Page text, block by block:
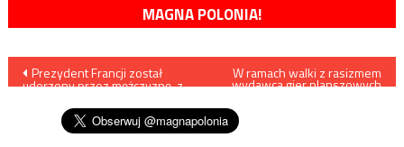
MAGNA POLONIA!
Nawigacja
wpisu
Prezydent Francji został
uderzony przez mężczyznę, z
W ramach walki z rasizmem
wydawca gier planszowych